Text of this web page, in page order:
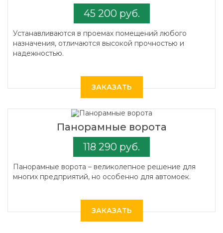
45 200 руб.
Устанавливаются в проемах помещений любого
назначения, отличаются высокой прочностью и
надежностью.
ЗАКАЗАТЬ
Панорамные ворота
118 290 руб.
Панорамные ворота – великолепное решение для
многих предприятий, но особенно для автомоек.
ЗАКАЗАТЬ